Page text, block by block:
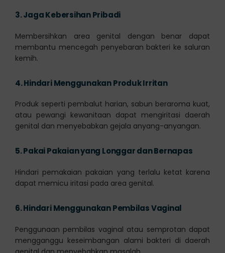
3.Jaga Kebersihan Pribadi
Membersihkan area genital dengan benar dapat
membantu mencegah penyebaran bakteri ke saluran
kemih.
4.Hindari Menggunakan Produk Irritan
Produk seperti pembalut harian, sabun beraroma kuat,
atau pewangi kewanitaan dapat mengiritasi daerah
genital dan menyebabkan gejala anyang-anyangan.
5.Pakai Pakaian yang Longgar dan Bernapas
Hindari pemakaian pakaian yang terlalu ketat karena
dapat memicu iritasi pada area genital.
6.Hindari Menggunakan Pembilas Vaginal
Penggunaan pembilas vaginal atau semprotan dapat
mengganggu keseimbangan alami bakteri di daerah